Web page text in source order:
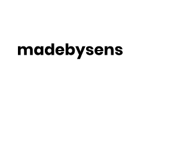
content